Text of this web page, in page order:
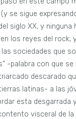
se sigue
siglo XX, y ninguna
los reyes del rock,
sociedades que
-palabra con que
descarado
latinas- a las
esta desgarrada
visceral de la